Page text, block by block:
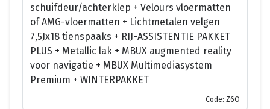
schuifdeur/achterklep + Velours vloermatten
of AMG-vloermatten + Lichtmetalen velgen
7,5Jx18 tienspaaks + RIJ-ASSISTENTIE PAKKET
PLUS + Metallic lak + MBUX augmented reality
voor navigatie + MBUX Multimediasystem
Premium + WINTERPAKKET
Code: Z6O